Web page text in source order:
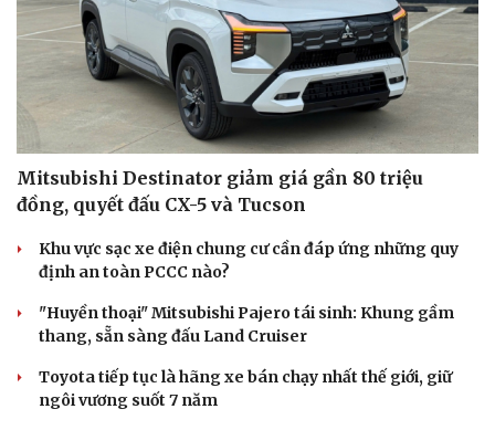
Mitsubishi Destinator giảm giá gần 80 triệu
đồng, quyết đấu CX-5 và Tucson
Khu vực sạc xe điện chung cư cần đáp ứng những quy
định an toàn PCCC nào?
"Huyền thoại" Mitsubishi Pajero tái sinh: Khung gầm
thang, sẵn sàng đấu Land Cruiser
Toyota tiếp tục là hãng xe bán chạy nhất thế giới, giữ
ngôi vương suốt 7 năm